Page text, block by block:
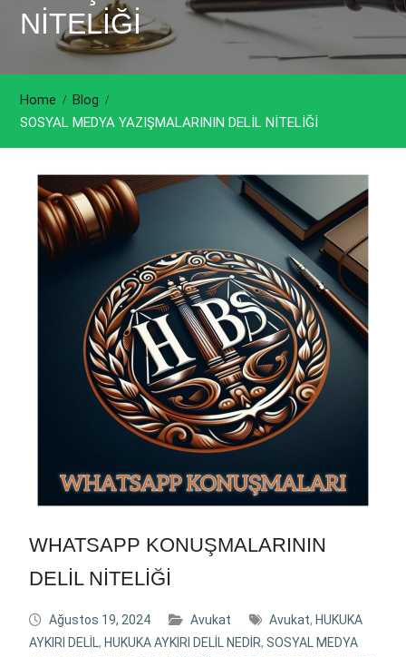
NİTELİĞİ
Home
Blog
SOSYAL MEDYA YAZIŞMALARININ DELİL NİTELİĞİ
WHATSAPP KONUŞMALARININ
DELİL NİTELİĞİ
Ağustos 19, 2024 Avukat Avukat, HUKUKA
AYKIRI DELİL, HUKUKA AYKIRI DELİL NEDİR, SOSYAL MEDYA